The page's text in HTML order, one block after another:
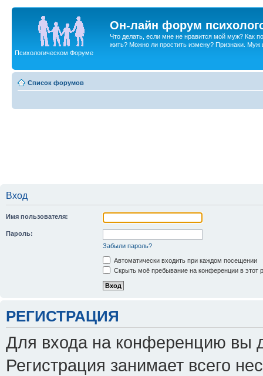
Он-лайн форум
Что делать, если мне не нравится мой муж? Как
жить? Можно ли простить измену? Признаки. Муж
Психологическом Форуме
Список форумов
Вход
Имя пользователя:
Пароль:
Забыли пароль?
Автоматически входить при каждом посещении
Скрыть моё пребывание на конференции в этот
РЕГИСТРАЦИЯ
Для входа на конференцию вы
Регистрация занимает всего